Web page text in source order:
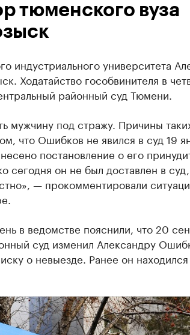
тюменского вуза
индустриального университета
Ходатайство гособвинителя в
районный суд Тюмени.
мужчину под стражу. Причины
что Ошибков не явился в суд 19
постановление о его
сегодня он не был доставлен в
— прокомментировали
в ведомстве пояснили, что 20
суд изменил Александру
о невыезде. Ранее он